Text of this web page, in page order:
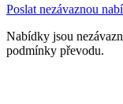
Poslat nezávaznou
Nabídky jsou
podmínky převodu.